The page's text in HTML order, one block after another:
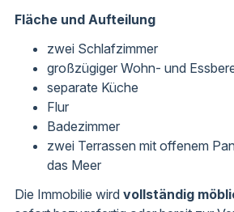
Fläche und Aufteilung
zwei Schlafzimmer
großzügiger Wohn- und
separate Küche
Flur
Badezimmer
zwei Terrassen mit offenem
das Meer
Die Immobilie wird vollständig